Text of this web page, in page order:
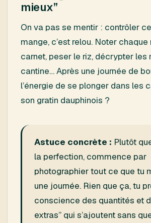
mieux”
On va pas se mentir : contrôler ce
mange, c’est relou. Noter chaque
carnet, peser le riz, décrypter les
cantine… Après une journée de
l’énergie de se plonger dans les
son gratin dauphinois ?
Astuce concrète : Plutôt
la perfection, commence par
photographier tout ce que tu
une journée. Rien que ça, tu
conscience des quantités et
extras” qui s’ajoutent sans